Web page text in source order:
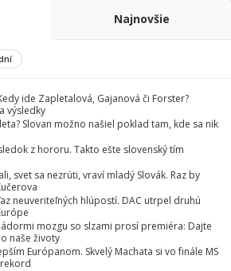
Najnovšie
ide Zapletalová, Gajanová či Forster?
výsledky
Slovan možno našiel poklad tam, kde sa nik
z hororu. Takto ešte slovenský tím
svet sa nezrúti, vraví mladý Slovák. Raz by
neuveriteľných hlúpostí. DAC utrpel druhú
mozgu so slzami prosí premiéra: Dajte
naše životy
Európanom. Skvelý Machata si vo finále MS